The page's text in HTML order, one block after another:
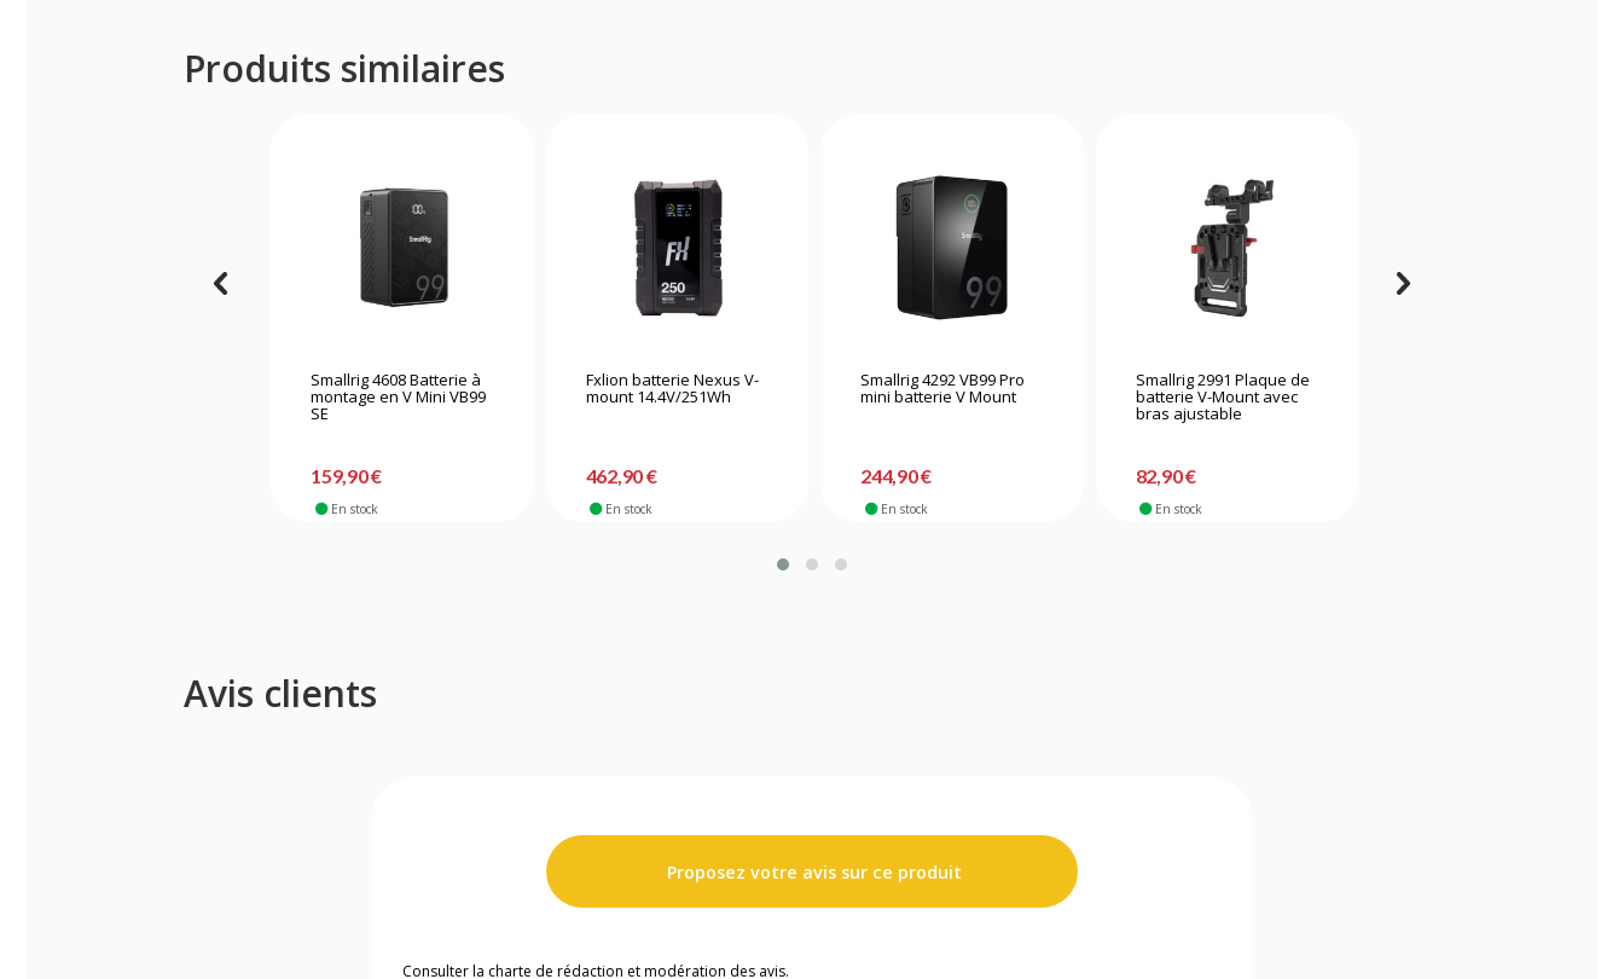
Produits similaires
Smallrig 4608 Batterie à
montage en V Mini VB99
SE
159,90 €
En stock
Fxlion batterie Nexus V-
mount 14.4V/251Wh
462,90 €
En stock
Smallrig 4292 VB99 Pro
mini batterie V Mount
244,90 €
En stock
Smallrig 2991 Plaque de
batterie V-Mount avec
bras ajustable
82,90 €
En stock
Avis clients
Proposez votre avis sur ce produit
Consulter la charte de rédaction et modération des avis.